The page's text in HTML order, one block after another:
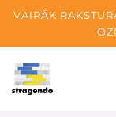
VAIRĀK
Tallina